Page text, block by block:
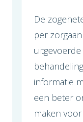
De
per
informatie
een beter
maken